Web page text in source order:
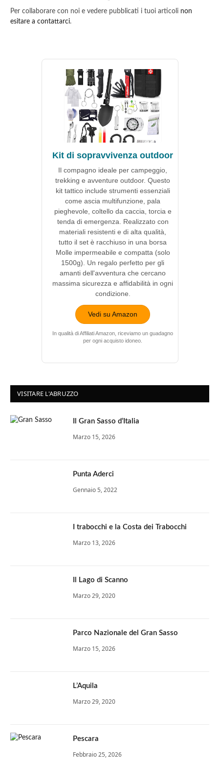
Per collaborare con noi e vedere pubblicati i tuoi articoli non
esitare a contattarci.
Kit di sopravvivenza outdoor
Il compagno ideale per campeggio,
trekking e avventure outdoor. Questo
kit tattico include strumenti essenziali
come ascia multifunzione, pala
pieghevole, coltello da caccia, torcia e
tenda di emergenza. Realizzato con
materiali resistenti e di alta qualità,
tutto il set è racchiuso in una borsa
Molle impermeabile e compatta (solo
1500g). Un regalo perfetto per gli
amanti dell'avventura che cercano
massima sicurezza e affidabilità in ogni
condizione.
Vedi su Amazon
In qualità di Affiliati Amazon, riceviamo un guadagno
per ogni acquisto idoneo.
VISITARE L'ABRUZZO
Il Gran Sasso d’Italia
Marzo 15, 2026
Punta Aderci
Gennaio 5, 2022
I trabocchi e la Costa dei Trabocchi
Marzo 13, 2026
Il Lago di Scanno
Marzo 29, 2020
Parco Nazionale del Gran Sasso
Marzo 15, 2026
L’Aquila
Marzo 29, 2020
Pescara
Febbraio 25, 2026